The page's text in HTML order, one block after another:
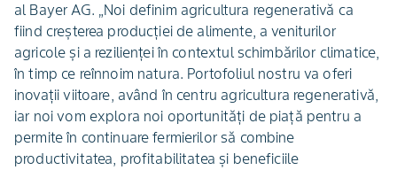
al Bayer AG. „Noi definim agricultura regenerativă ca
fiind creșterea producției de alimente, a veniturilor
agricole și a rezilienței în contextul schimbărilor climatice,
în timp ce reînnoim natura. Portofoliul nostru va oferi
inovații viitoare, având în centru agricultura regenerativă,
iar noi vom explora noi oportunități de piață pentru a
permite în continuare fermierilor să combine
productivitatea, profitabilitatea și beneficiile